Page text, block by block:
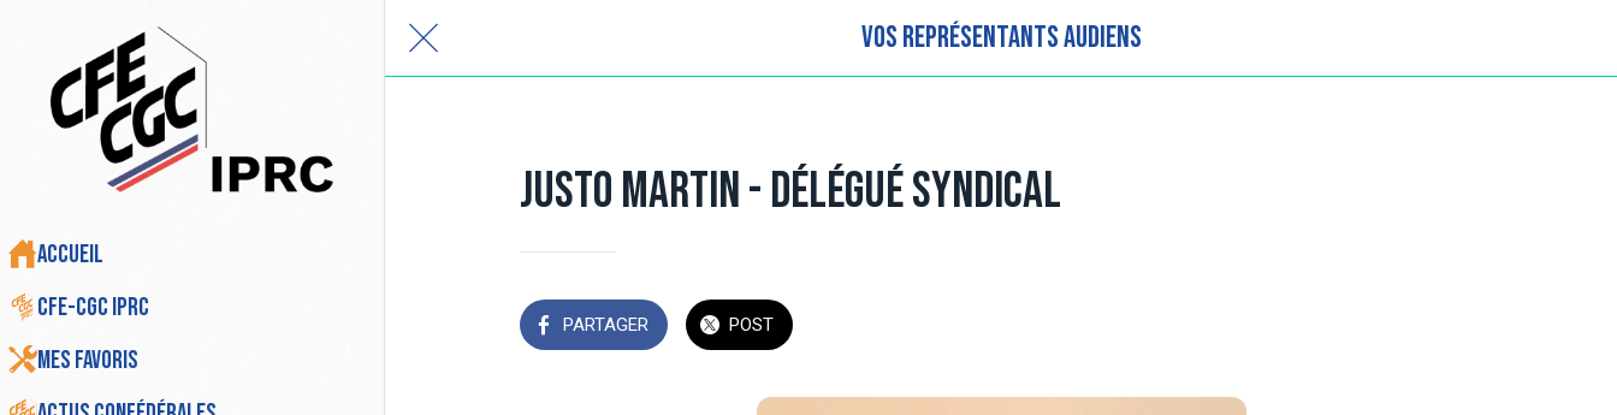
Accueil
CFE-CGC IPRC
Mes favoris
Vos Représentants AUDIENS
Justo MARTIN - Délégué Syndical
PARTAGER POST